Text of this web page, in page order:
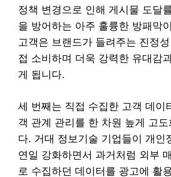
정책 변경으로 인해 게시물 도달
을 방어하는 아주 훌륭한 방패막
고객은 브랜드가 들려주는 진정
접 소비하며 더욱 강력한 유대감
게 됩니다.
세 번째는 직접 수집한 고객 데이
객 관계 관리를 한 차원 높게 고
다. 거대 정보기술 기업들이 개인
연일 강화하면서 과거처럼 외부
로 수집하던 데이터를 광고에 활